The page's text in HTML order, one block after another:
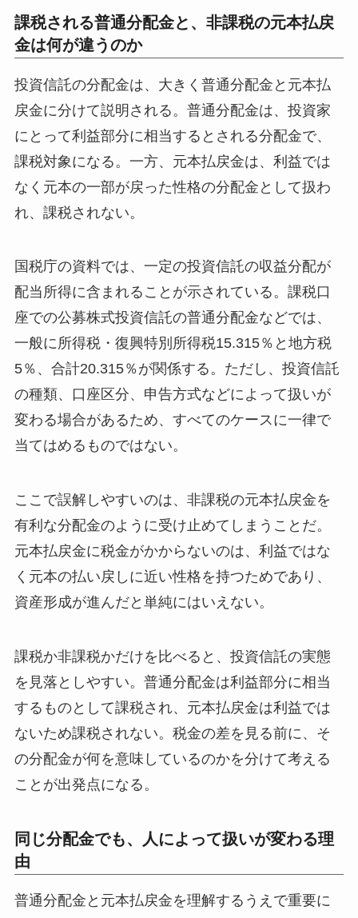
課税される普通分配金と、非課税の元本払戻
金は何が違うのか
投資信託の分配金は、大きく普通分配金と元本払
戻金に分けて説明される。普通分配金は、投資家
にとって利益部分に相当するとされる分配金で、
課税対象になる。一方、元本払戻金は、利益では
なく元本の一部が戻った性格の分配金として扱わ
れ、課税されない。
国税庁の資料では、一定の投資信託の収益分配が
配当所得に含まれることが示されている。課税口
座での公募株式投資信託の普通分配金などでは、
一般に所得税・復興特別所得税15.315％と地方税
5％、合計20.315％が関係する。ただし、投資信託
の種類、口座区分、申告方式などによって扱いが
変わる場合があるため、すべてのケースに一律で
当てはめるものではない。
ここで誤解しやすいのは、非課税の元本払戻金を
有利な分配金のように受け止めてしまうことだ。
元本払戻金に税金がかからないのは、利益ではな
く元本の払い戻しに近い性格を持つためであり、
資産形成が進んだと単純にはいえない。
課税か非課税かだけを比べると、投資信託の実態
を見落としやすい。普通分配金は利益部分に相当
するものとして課税され、元本払戻金は利益では
ないため課税されない。税金の差を見る前に、そ
の分配金が何を意味しているのかを分けて考える
ことが出発点になる。
同じ分配金でも、人によって扱いが変わる理
由
普通分配金と元本払戻金を理解するうえで重要に